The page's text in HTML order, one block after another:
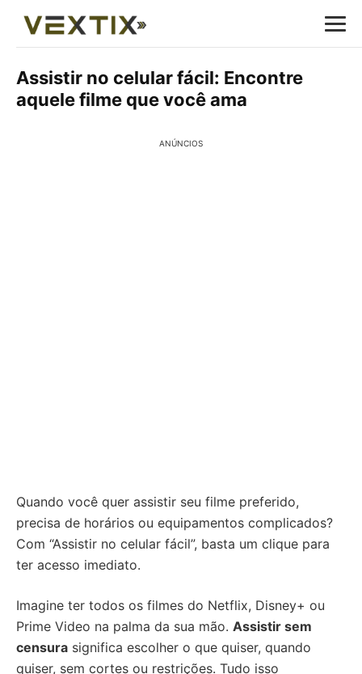
Assistir no celular fácil: Encontre
aquele filme que você ama
ANÚNCIOS
Quando você quer assistir seu filme preferido,
precisa de horários ou equipamentos complicados?
Com “Assistir no celular fácil”, basta um clique para
ter acesso imediato.
Imagine ter todos os filmes do Netflix, Disney+ ou
Prime Video na palma da sua mão. Assistir sem
censura significa escolher o que quiser, quando
quiser, sem cortes ou restrições. Tudo isso